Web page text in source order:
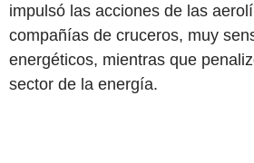
impulsó las acciones de las
compañías de cruceros, muy
energéticos, mientras que
sector de la energía.